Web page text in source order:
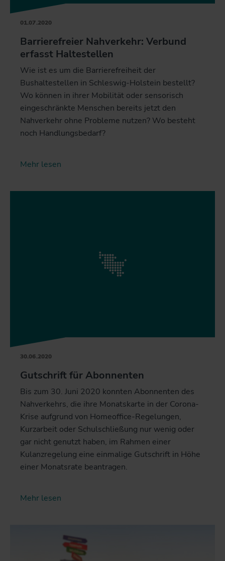
01.07.2020
Barrierefreier Nahverkehr: Verbund
erfasst Haltestellen
Wie ist es um die Barrierefreiheit der
Bushaltestellen in Schleswig-Holstein bestellt?
Wo können in ihrer Mobilität oder sensorisch
eingeschränkte Menschen bereits jetzt den
Nahverkehr ohne Probleme nutzen? Wo besteht
noch Handlungsbedarf?
Mehr lesen
30.06.2020
Gutschrift für Abonnenten
Bis zum 30. Juni 2020 konnten Abonnenten des
Nahverkehrs, die ihre Monatskarte in der Corona-
Krise aufgrund von Homeoffice-Regelungen,
Kurzarbeit oder Schulschließung nur wenig oder
gar nicht genutzt haben, im Rahmen einer
Kulanzregelung eine einmalige Gutschrift in Höhe
einer Monatsrate beantragen.
Mehr lesen